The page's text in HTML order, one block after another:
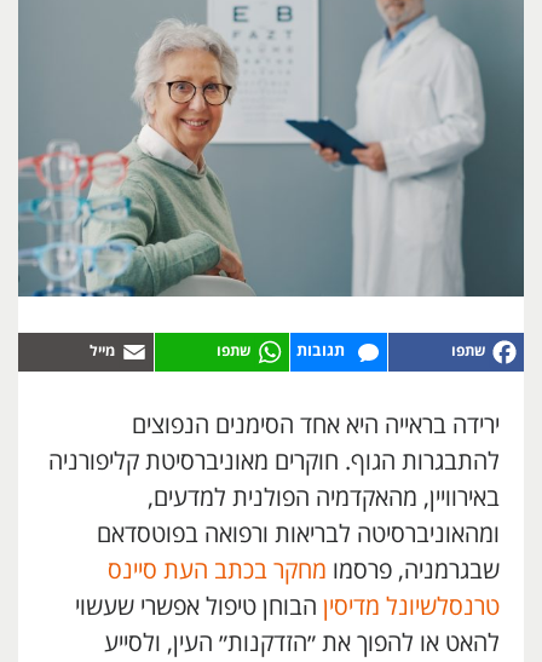
תגובות
ירידה בראייה היא אחד הסימנים הנפוצים
להתבגרות הגוף. חוקרים מאוניברסיטת קליפורניה
באירוויין, מהאקדמיה הפולנית למדעים,
ומהאוניברסיטה לבריאות ורפואה בפוטסדאם
שבגרמניה, פרסמו מחקר בכתב העת סיינס
טרנסלשיונל מדיסין הבוחן טיפול אפשרי שעשוי
להאט או להפוך את ״הזדקנות״ העין, ולסייע